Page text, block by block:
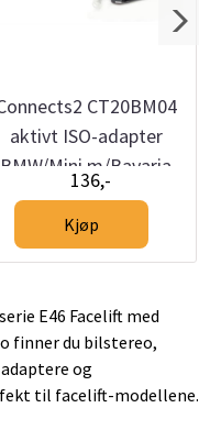
CT20BM04
aktivt ISO-adapter
BMW/Mini m/Bavaria
136,-
Kjøp
E46 Facelift med
finner du bilstereo,
og
til facelift-modellene.